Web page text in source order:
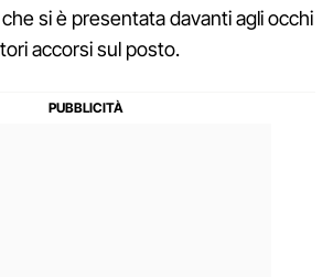
si è presentata davanti agli occhi
accorsi sul posto.